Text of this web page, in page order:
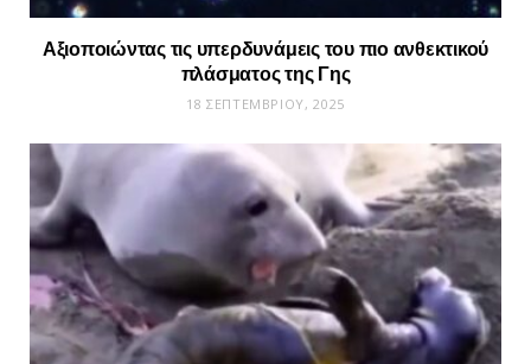
Αξιοποιώντας τις υπερδυνάμεις του πιο ανθεκτικού
πλάσματος της Γης
18 ΣΕΠΤΕΜΒΡΊΟΥ, 2025